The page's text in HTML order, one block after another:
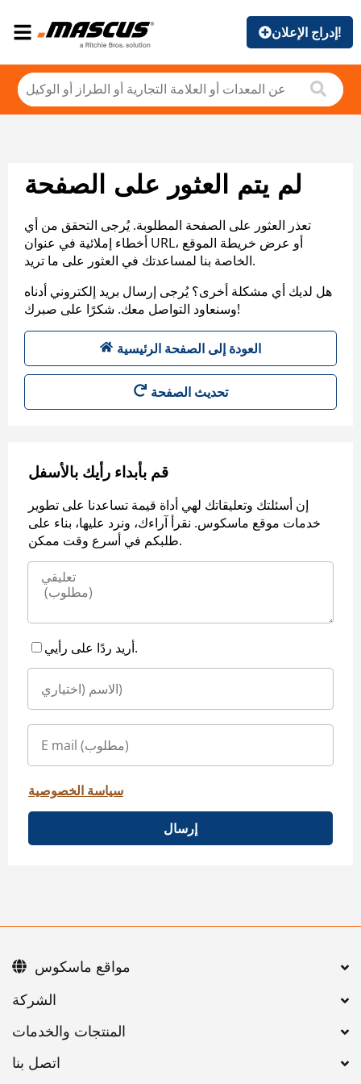
إدراج الإعلان!
لم يتم العثور على الصفحة
تعذر العثور على الصفحة المطلوبة. يُرجى التحقق من أي
أخطاء إملائية في عنوان URL، أو عرض خريطة الموقع
الخاصة بنا لمساعدتك في العثور على ما تريد.
هل لديك أي مشكلة أخرى؟ يُرجى إرسال بريد إلكتروني أدناه
وسنعاود التواصل معك. شكرًا على صبرك!
العودة إلى الصفحة الرئيسية
تحديث الصفحة
قم بأبداء رأيك بالأسفل
إن أسئلتك وتعليقاتك لهي أداة قيمة تساعدنا على تطوير
خدمات موقع ماسكوس. نقرأ آراءك، ونرد عليها، بناء على
طلبكم في أسرع وقت ممكن.
أريد ردًا على رأيي.
سياسة الخصوصية
إرسال
اتصل بنا
مواقع ماسكوس